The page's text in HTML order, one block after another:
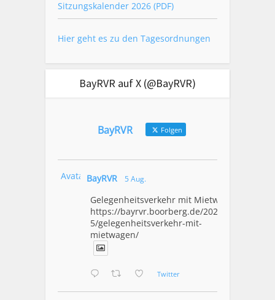
Sitzungskalender 2026 (PDF)
Hier geht es zu den Tagesordnungen
BayRVR auf X (@BayRVR)
BayRVR Folgen
Avatar BayRVR 5 Aug.
Gelegenheitsverkehr mit Mietwagen
https://bayrvr.boorberg.de/2026/08/0
5/gelegenheitsverkehr-mit-
mietwagen/
Twitter